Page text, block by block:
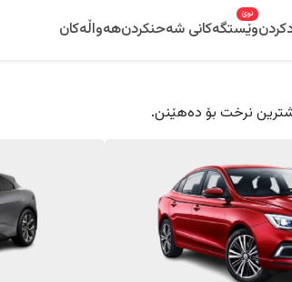
وێستگەکانی شەحنکردن
نوێ
هەواڵەکان
نرخت بۆ دەهێنن.